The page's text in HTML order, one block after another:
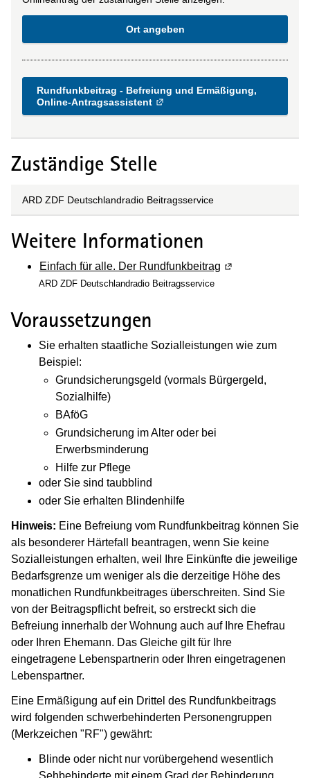
Ort angeben
Rundfunkbeitrag - Befreiung und Ermäßigung,
Online-Antragsassistent
Zuständige Stelle
ARD ZDF Deutschlandradio Beitragsservice
Weitere Informationen
Einfach für alle. Der Rundfunkbeitrag (Wird in einem
ARD ZDF Deutschland­radio Beitrags­service
Voraussetzungen
Sie erhalten staatliche Sozialleistungen wie zum
Beispiel:
Grundsicherungsgeld (vormals Bürgergeld,
Sozialhilfe)
BAföG
Grundsicherung im Alter oder bei
Erwerbsminderung
Hilfe zur Pflege
oder Sie sind taubblind
oder Sie erhalten Blindenhilfe
Hinweis: Eine Befreiung vom Rundfunkbeitrag können Sie
als besonderer Härtefall beantragen, wenn Sie keine
Sozialleistungen erhalten, weil Ihre Einkünfte die jeweilige
Bedarfsgrenze um weniger als die derzeitige Höhe des
monatlichen Rundfunkbeitrages überschreiten. Sind Sie
von der Beitragspflicht befreit, so erstreckt sich die
Befreiung innerhalb der Wohnung auch auf Ihre Ehefrau
oder Ihren Ehemann. Das Gleiche gilt für Ihre
eingetragene Lebenspartnerin oder Ihren eingetragenen
Lebenspartner.
Eine Ermäßigung auf ein Drittel des Rundfunkbeitrags
wird folgenden schwerbehinderten Personengruppen
(Merkzeichen "RF") gewährt:
Blinde oder nicht nur vorübergehend wesentlich
Sehbehinderte mit einem Grad der Behinderung